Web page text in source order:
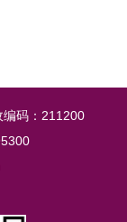
编码：211200